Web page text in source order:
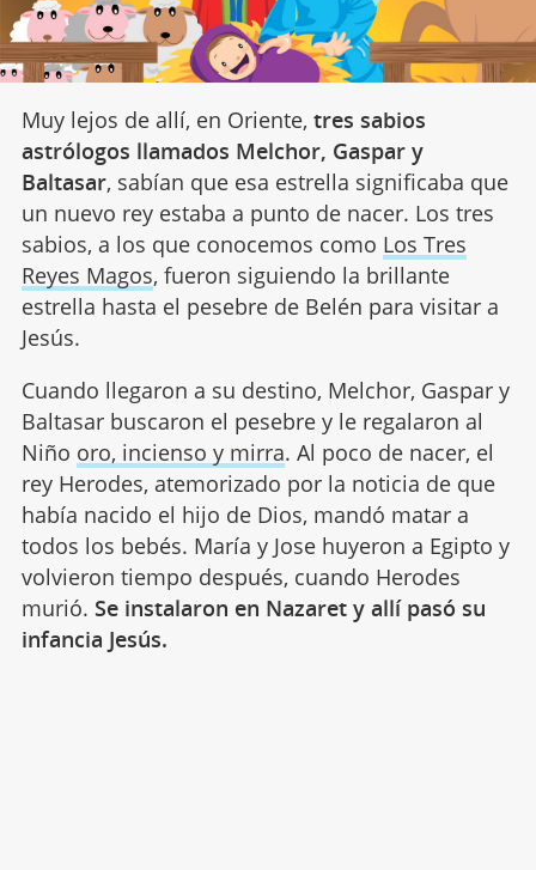
Muy lejos de allí, en Oriente, tres sabios
astrólogos llamados Melchor, Gaspar y
Baltasar, sabían que esa estrella significaba que
un nuevo rey estaba a punto de nacer. Los tres
sabios, a los que conocemos como Los Tres
Reyes Magos, fueron siguiendo la brillante
estrella hasta el pesebre de Belén para visitar a
Jesús.
Cuando llegaron a su destino, Melchor, Gaspar y
Baltasar buscaron el pesebre y le regalaron al
Niño oro, incienso y mirra. Al poco de nacer, el
rey Herodes, atemorizado por la noticia de que
había nacido el hijo de Dios, mandó matar a
todos los bebés. María y Jose huyeron a Egipto y
volvieron tiempo después, cuando Herodes
murió. Se instalaron en Nazaret y allí pasó su
infancia Jesús.